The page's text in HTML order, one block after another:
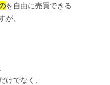
を自由に売買できる
が、
けでなく、